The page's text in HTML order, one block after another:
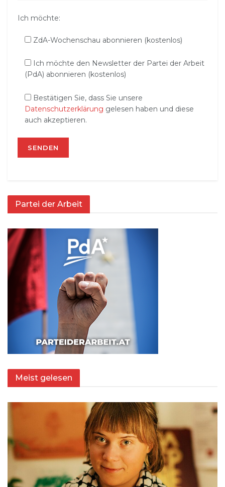
Ich möchte:
ZdA-Wochenschau abonnieren (kostenlos)
Ich möchte den Newsletter der Partei der Arbeit
(PdA) abonnieren (kostenlos)
Bestätigen Sie, dass Sie unsere
Datenschutzerklärung gelesen haben und diese
auch akzeptieren.
Partei der Arbeit
Meist gelesen